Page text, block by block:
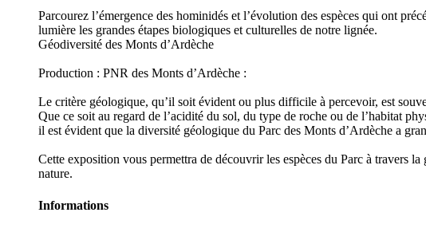
Parcourez l’émergence des hominidés et l’évolution des espèces qui ont
lumière les grandes étapes biologiques et culturelles de notre lignée.
Géodiversité des Monts d’Ardèche
Production : PNR des Monts d’Ardèche :
Le critère géologique, qu’il soit évident ou plus difficile à percevoir, est
Que ce soit au regard de l’acidité du sol, du type de roche ou de l’habitat
il est évident que la diversité géologique du Parc des Monts d’Ardèche a
Cette exposition vous permettra de découvrir les espèces du Parc à travers
nature.
Informations